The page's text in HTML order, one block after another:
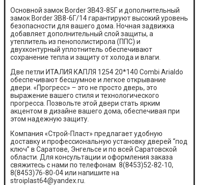
Основной замок Border ЗВ43-85Г и дополнительный
замок Border ЗВ8-6Г/14 гарантируют высокий уровень
безопасности для вашего дома. Ночная задвижка
добавляет дополнительный слой защиты, а
утеплитель из пенополистирола (ППС) и
двухконтурный уплотнитель обеспечивают
сохранение тепла и защиту от холода и влаги.
Две петли ИТАЛИЯ КАПЛЯ 1254 20*140 Combi Arialdo
обеспечивают бесшумное и легкое открывание
двери. «Прогресс» – это не просто дверь, это
выражение вашего стиля и технологического
прогресса. Позвольте этой двери стать ярким
акцентом в дизайне вашего дома, обеспечивая при
этом надежную защиту.
Компания «Строй-Пласт» предлагает удобную
доставку и профессиональную установку дверей “под
ключ” в Саратове, Энгельсе и по всей Саратовской
области. Для консультации и оформления заказа
свяжитесь с нами по телефонам 8(8453)52-82-10,
8(8453)76-80-04 или напишите на
stroiplast64@yandex.ru.